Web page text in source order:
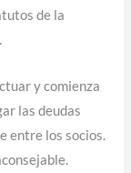
de la
y comienza
las deudas
entre los socios.